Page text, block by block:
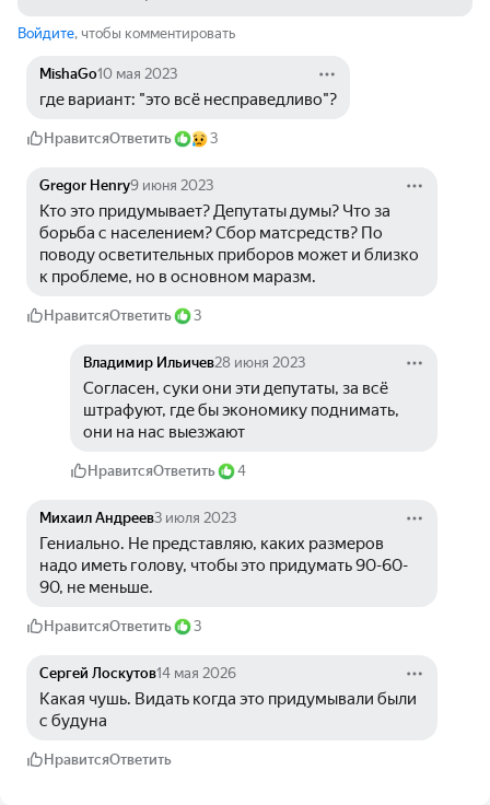
Войдите, чтобы комментировать
MishaGo10 мая 2023
где вариант: "это всё несправедливо"?
НравитсяОтветить 3
Gregor Henry9 июня 2023
Кто это придумывает? Депутаты думы? Что за
борьба с населением? Сбор матсредств? По
поводу осветительных приборов может и близко
к проблеме, но в основном маразм.
НравитсяОтветить 3
Владимир Ильичев28 июня 2023
Согласен, суки они эти депутаты, за всё
штрафуют, где бы экономику поднимать,
они на нас выезжают
НравитсяОтветить 4
Михаил Андреев3 июля 2023
Гениально. Не представляю, каких размеров
надо иметь голову, чтобы это придумать 90-60-
90, не меньше.
НравитсяОтветить 3
Сергей Лоскутов14 мая 2026
Какая чушь. Видать когда это придумывали были
с будуна
НравитсяОтветить